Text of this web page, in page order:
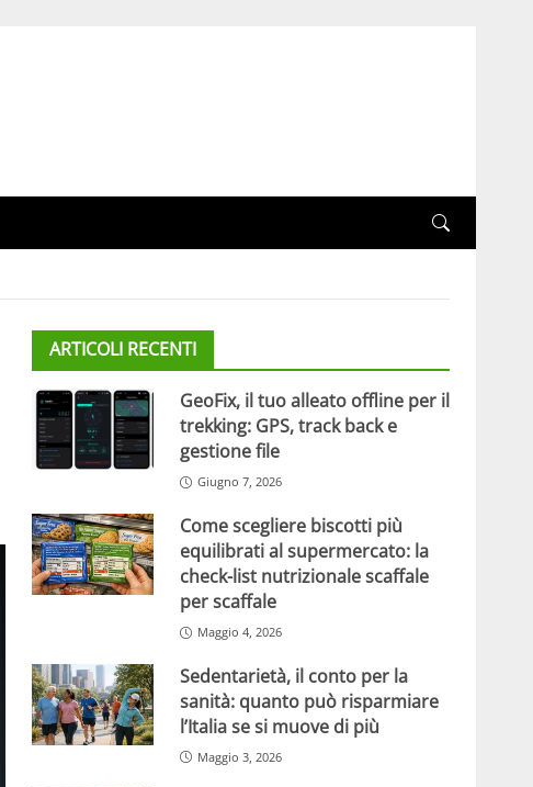
ARTICOLI RECENTI
GeoFix, il tuo alleato offline per il
trekking: GPS, track back e
gestione file
Giugno 7, 2026
Come scegliere biscotti più
equilibrati al supermercato: la
check-list nutrizionale scaffale
per scaffale
Maggio 4, 2026
Sedentarietà, il conto per la
sanità: quanto può risparmiare
l’Italia se si muove di più
Maggio 3, 2026